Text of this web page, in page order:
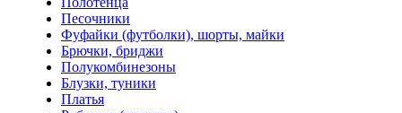
Песочники
Фуфайки (футболки), шорты, майки
Брючки, бриджи
Полукомбинезоны
Блузки, туники
Платья